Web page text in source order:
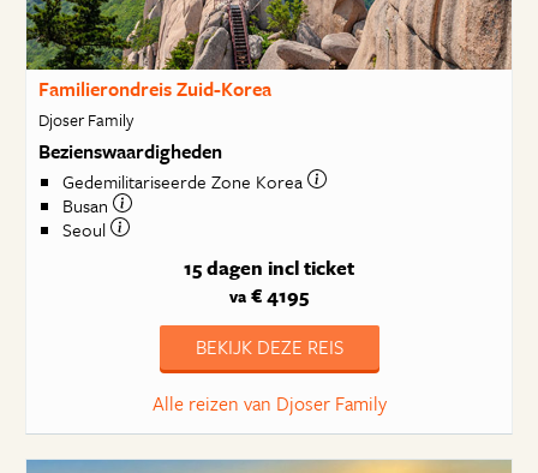
Familierondreis Zuid-Korea
Djoser Family
Bezienswaardigheden
Gedemilitariseerde Zone Korea
Busan
Seoul
15 dagen incl ticket
va € 4195
BEKIJK DEZE REIS
Alle reizen van Djoser Family